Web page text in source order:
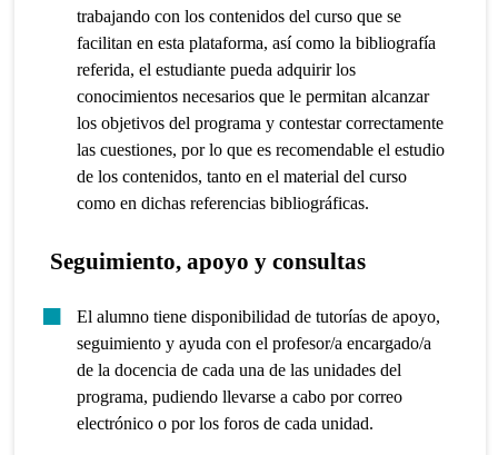
trabajando con los contenidos del curso que se
facilitan en esta plataforma, así como la bibliografía
referida, el estudiante pueda adquirir los
conocimientos necesarios que le permitan alcanzar
los objetivos del programa y contestar correctamente
las cuestiones, por lo que es recomendable el estudio
de los contenidos, tanto en el material del curso
como en dichas referencias bibliográficas.
Seguimiento, apoyo y consultas
El alumno tiene disponibilidad de tutorías de apoyo,
seguimiento y ayuda con el profesor/a encargado/a
de la docencia de cada una de las unidades del
programa, pudiendo llevarse a cabo por correo
electrónico o por los foros de cada unidad.